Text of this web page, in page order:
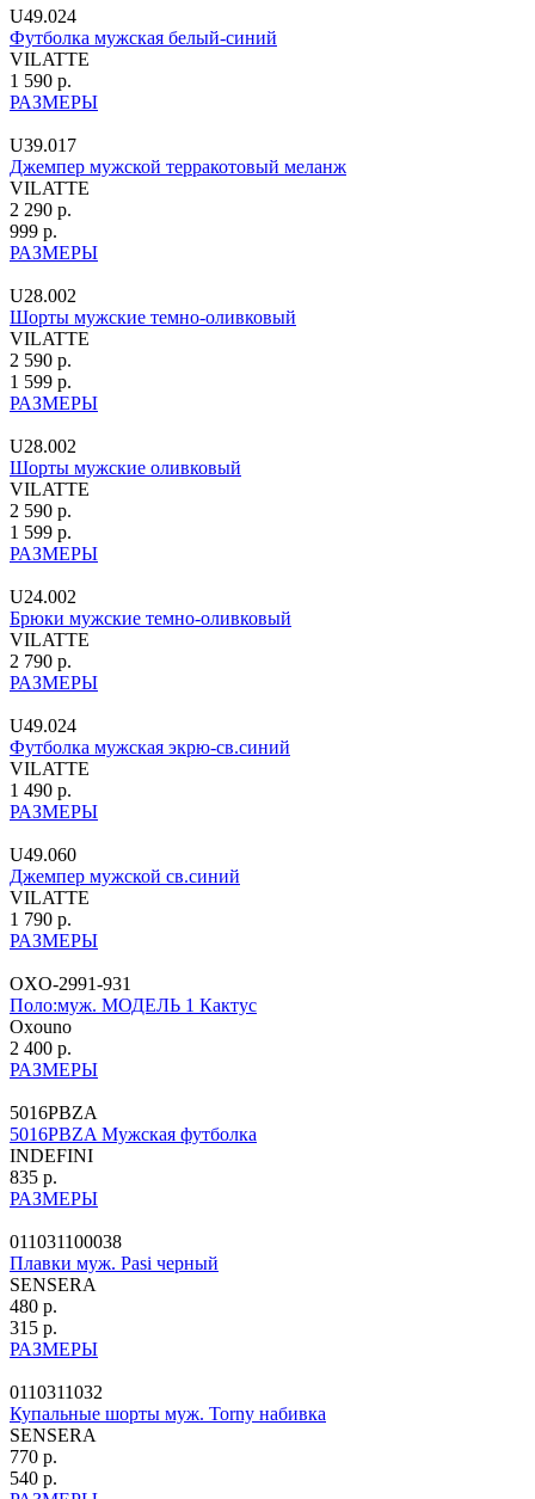
U49.024
Футболка мужская белый-синий
VILATTE
1 590 р.
РАЗМЕРЫ
U39.017
Джемпер мужской терракотовый меланж
VILATTE
2 290 р.
999 р.
РАЗМЕРЫ
U28.002
Шорты мужские темно-оливковый
VILATTE
2 590 р.
1 599 р.
РАЗМЕРЫ
U28.002
Шорты мужские оливковый
VILATTE
2 590 р.
1 599 р.
РАЗМЕРЫ
U24.002
Брюки мужские темно-оливковый
VILATTE
2 790 р.
РАЗМЕРЫ
U49.024
Футболка мужская экрю-св.синий
VILATTE
1 490 р.
РАЗМЕРЫ
U49.060
Джемпер мужской св.синий
VILATTE
1 790 р.
РАЗМЕРЫ
OXO-2991-931
Поло:муж. МОДЕЛЬ 1 Кактус
Oxouno
2 400 р.
РАЗМЕРЫ
5016PBZA
5016PBZA Мужская футболка
INDEFINI
835 р.
РАЗМЕРЫ
011031100038
Плавки муж. Pasi черный
SENSERA
480 р.
315 р.
РАЗМЕРЫ
0110311032
Купальные шорты муж. Torny набивка
SENSERA
770 р.
540 р.